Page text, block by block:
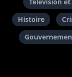
Histoire